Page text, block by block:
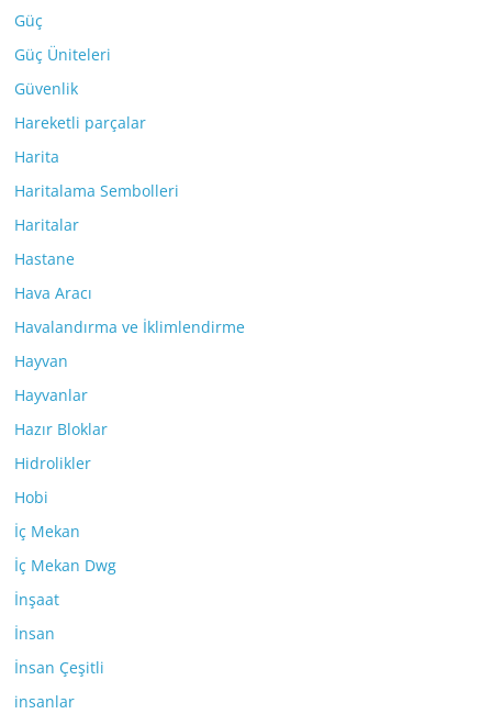
Güç
Güç Üniteleri
Güvenlik
Hareketli parçalar
Harita
Haritalama Sembolleri
Haritalar
Hastane
Hava Aracı
Havalandırma ve İklimlendirme
Hayvan
Hayvanlar
Hazır Bloklar
Hidrolikler
Hobi
İç Mekan
İç Mekan Dwg
İnşaat
İnsan
İnsan Çeşitli
insanlar